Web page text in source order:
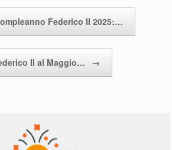
Federico II 2025:…
II al Maggio… →